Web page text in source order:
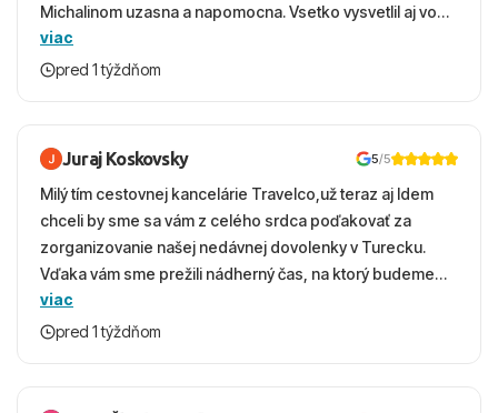
Michalinom uzasna a napomocna. Vsetko vysvetlil aj vo
vecernych hodinach zaco sa ospravedlnujem. Hotel
krasny, cisty. Sluzby top. Strava, prostredie, more,
viac
pred 1 týždňom
Juraj Koskovsky 5/5
Milý tím cestovnej kancelárie Travelco,už teraz aj Idem
chceli by sme sa vám z celého srdca poďakovať za
zorganizovanie našej nedávnej dovolenky v Turecku.
Vďaka vám sme prežili nádherný čas, na ktorý budeme
ešte dlho s úsmevom spomínať. ​Všetko prebehlo
absolútne hladko – od prvotného výberu zájazdu, cez
bola to trefa do čierneho! ​Čo nás dostalo najviac: ​Skvelé
viac
pred 1 týždňom